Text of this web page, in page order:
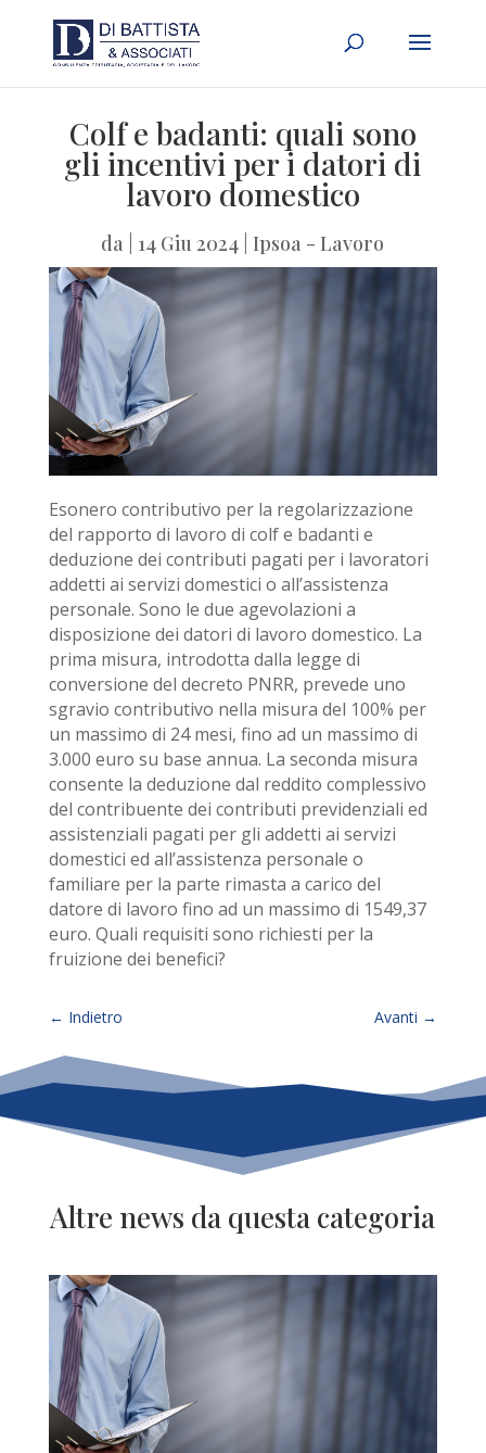
Colf e badanti: quali sono
gli incentivi per i datori di
lavoro domestico
da 14 Giu 2024 |Ipsoa - Lavoro
Esonero contributivo per la regolarizzazione
del rapporto di lavoro di colf e badanti e
deduzione dei contributi pagati per i lavoratori
addetti ai servizi domestici o all’assistenza
personale. Sono le due agevolazioni a
disposizione dei datori di lavoro domestico. La
prima misura, introdotta dalla legge di
conversione del decreto PNRR, prevede uno
sgravio contributivo nella misura del 100% per
un massimo di 24 mesi, fino ad un massimo di
3.000 euro su base annua. La seconda misura
consente la deduzione dal reddito complessivo
del contribuente dei contributi previdenziali ed
assistenziali pagati per gli addetti ai servizi
domestici ed all’assistenza personale o
familiare per la parte rimasta a carico del
datore di lavoro fino ad un massimo di 1549,37
euro. Quali requisiti sono richiesti per la
fruizione dei benefici?
← Indietro Avanti →
Altre news da questa categoria